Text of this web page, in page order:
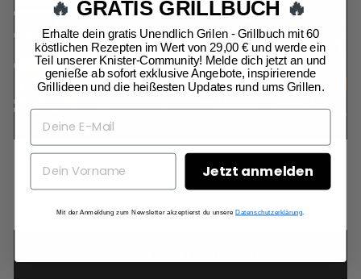
🔥 GRATIS GRILLBUCH 🔥
Erhalte dein gratis Unendlich Grilen - Grillbuch mit 60
köstlichen Rezepten im Wert von 29,00 € und werde ein
Teil unserer Knister-Community! Melde dich jetzt an und
genieße ab sofort exklusive Angebote, inspirierende
Grillideen und die heißesten Updates rund ums Grillen.
Jetzt anmelden
Mit der Anmeldung zum Newsletter akzeptierst du unsereDatenschutzerklärung